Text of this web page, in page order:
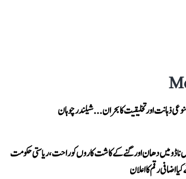
ذہانت اور تخلیقیت کا بحران... شیلندر چوہان
ناڈو میں دھان اور گنے کے کاشت کاروں کو راحت، ریاستی حکومت
اضافی رقم کا اعلان